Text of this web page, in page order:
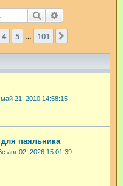
Поиск
из 101
4 5 101
21, 2010 14:58:15
паяльника
авг 02, 2026 15:01:39